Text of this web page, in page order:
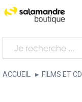
ACCUEIL FILMS ET CD